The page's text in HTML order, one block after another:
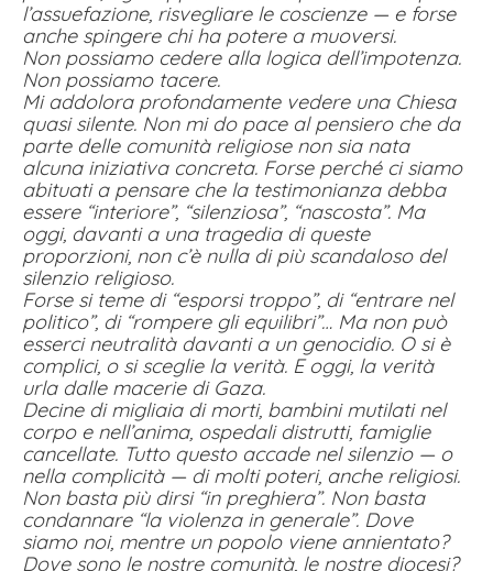
l’assuefazione, risvegliare le coscienze — e forse
anche spingere chi ha potere a muoversi.
Non possiamo cedere alla logica dell’impotenza.
Non possiamo tacere.
Mi addolora profondamente vedere una Chiesa
quasi silente. Non mi do pace al pensiero che da
parte delle comunità religiose non sia nata
alcuna iniziativa concreta. Forse perché ci siamo
abituati a pensare che la testimonianza debba
essere “interiore”, “silenziosa”, “nascosta”. Ma
oggi, davanti a una tragedia di queste
proporzioni, non c’è nulla di più scandaloso del
silenzio religioso.
Forse si teme di “esporsi troppo”, di “entrare nel
politico”, di “rompere gli equilibri”… Ma non può
esserci neutralità davanti a un genocidio. O si è
complici, o si sceglie la verità. E oggi, la verità
urla dalle macerie di Gaza.
Decine di migliaia di morti, bambini mutilati nel
corpo e nell’anima, ospedali distrutti, famiglie
cancellate. Tutto questo accade nel silenzio — o
nella complicità — di molti poteri, anche religiosi.
Non basta più dirsi “in preghiera”. Non basta
condannare “la violenza in generale”. Dove
siamo noi, mentre un popolo viene annientato?
Dove sono le nostre comunità, le nostre diocesi?